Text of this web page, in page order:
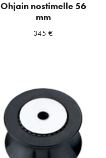
Ohjain nostimelle 56
mm
345€